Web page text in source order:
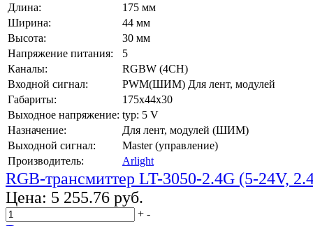
Длина:
175 мм
Ширина:
44 мм
Высота:
30 мм
Напряжение питания:
5
Каналы:
RGBW (4CH)
Входной сигнал:
PWM(ШИМ) Для лент, модулей
Габариты:
175x44x30
Выходное напряжение: typ: 5 V
Назначение:
Для лент, модулей (ШИМ)
Выходной сигнал:
Master (управление)
Производитель:
Arlight
RGB-трансмиттер LT-3050-2.4G (5-24V,
Цена: 5 255.76 руб.
+ -